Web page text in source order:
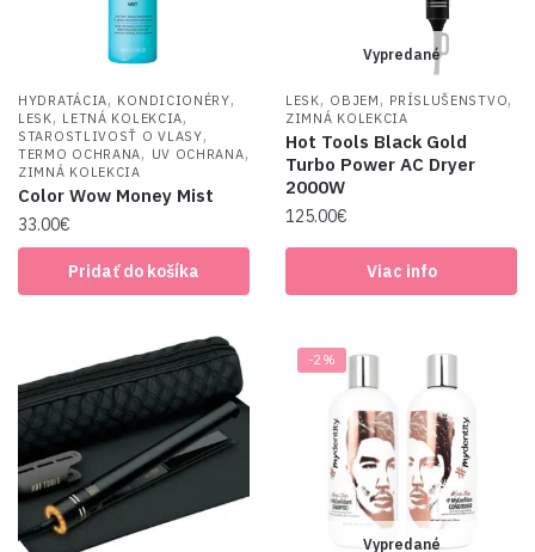
HYDRATÁCIA, KONDICIONÉRY,
LESK, LETNÁ KOLEKCIA,
STAROSTLIVOSŤ O VLASY,
TERMO OCHRANA, UV OCHRANA,
ZIMNÁ KOLEKCIA
Color Wow Money Mist
33.00€
Pridať do košíka
Vypredané
LESK, OBJEM , PRÍSLUŠENSTVO,
ZIMNÁ KOLEKCIA
Hot Tools Black Gold
Turbo Power AC Dryer
2000W
125.00€
Viac info
-2%
Vypredané